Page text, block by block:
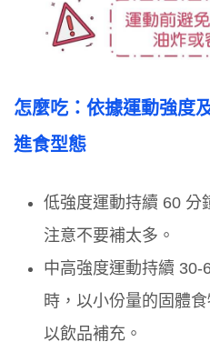
怎麼吃：依據運動強度
進食型態
低強度運動持續 60 分
注意不要補太多。
中高強度運動持續 30-
時，以小份量的固體
以飲品補充。